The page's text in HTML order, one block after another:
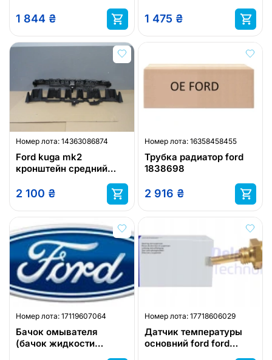
1 844 ₴ 1 475 ₴
Номер лота: 14363086874
Ford kuga mk2
кронштейн средний
2 100 ₴
Номер лота: 16358458455
Трубка радиатор ford
1838698
2 916 ₴
Номер лота: 17119607064
Бачок омывателя
(бачок жидкости
Номер лота: 17718606029
Датчик температуры
основний ford ford